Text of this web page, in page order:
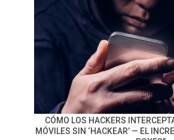
CÓMO LOS HACKERS
MÓVILES SIN ‘HACKEAR’ — EL